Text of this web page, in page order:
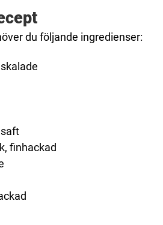
du följande ingredienser:
finhackad